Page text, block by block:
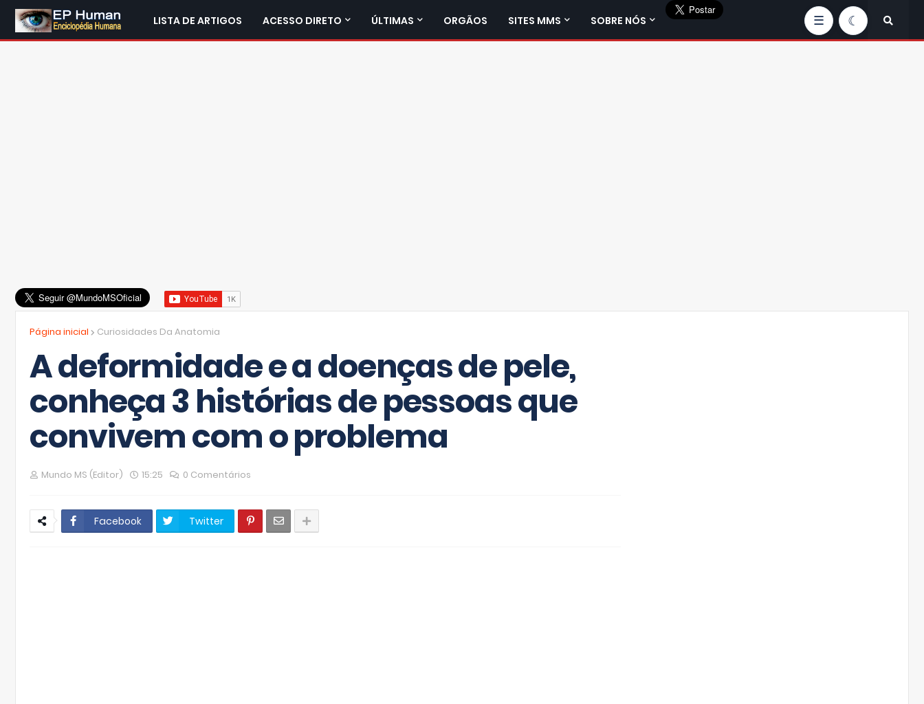
LISTA DE ARTIGOS ACESSO DIRETO ÚLTIMAS ORGÃOS SITES MMS SOBRE NÓS ☰
Página inicial Curiosidades Da Anatomia
A deformidade e a doenças de pele,
conheça 3 histórias de pessoas que
convivem com o problema
Mundo MS (Editor) 15:25 0 Comentários
Facebook Twitter